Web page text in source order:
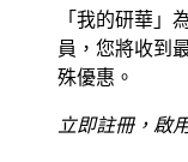
「我的研華」
員，您將收到
殊優惠。
立即註冊，啟